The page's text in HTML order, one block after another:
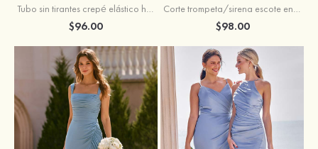
Tubo sin tirantes crepé elástico hasta el suelo vestido de dama de honor
$96.00
Corte trompeta/sirena escote en v satén elástico hasta el suelo vestido de dama de honor
$98.00